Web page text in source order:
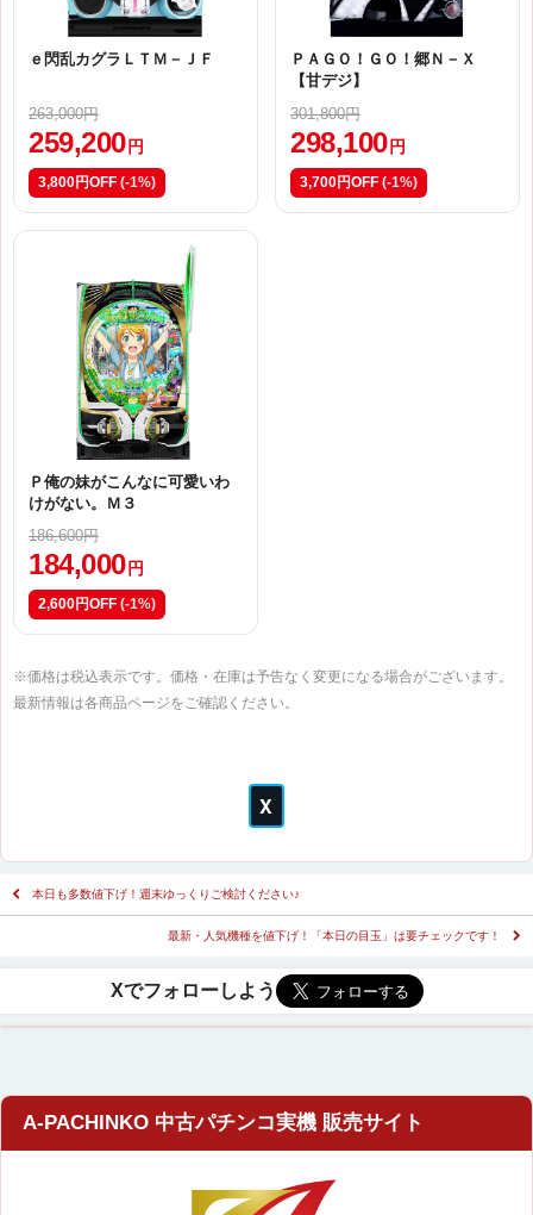
ｅ閃乱カグラＬＴＭ－ＪＦ
263,000円
259,200円
3,800円OFF (-1%)
ＰＡＧＯ！ＧＯ！郷Ｎ－Ｘ
【甘デジ】
301,800円
298,100円
3,700円OFF (-1%)
Ｐ俺の妹がこんなに可愛いわ
けがない。Ｍ３
186,600円
184,000 円
2,600円OFF (-1%)
※価格は税込表示です。価格・在庫は予告なく変更になる場合がございます。
最新情報は各商品ページをご確認ください。
本日も多数値下げ！週末ゆっくりご検討ください♪
最新・人気機種を値下げ！「本日の目玉」は要チェックです！
A-PACHINKO 中古パチンコ実機 販売サイト